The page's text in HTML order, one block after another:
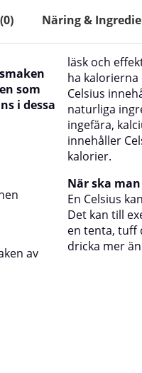
(0) Näring &
som
i dessa
av
läsk och
ha kalorierna
Celsius
naturliga
ingefära,
innehåller
kalorier.
När ska
En Celsius
Det kan till
en tenta, tuff
dricka mer